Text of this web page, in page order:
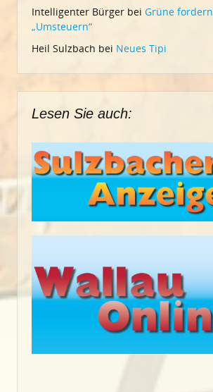
Intelligenter Bürger bei Grüne fordern
„Umsteuern“
Heil Sulzbach bei Neues Tipi
Lesen Sie auch: